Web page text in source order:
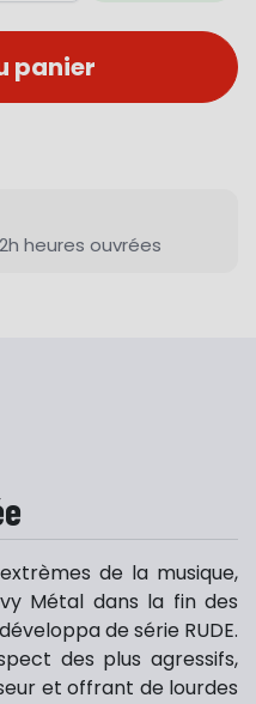
panier
heures ouvrées
de la musique,
Métal dans la fin des
de série RUDE.
des plus agressifs,
et offrant de lourdes